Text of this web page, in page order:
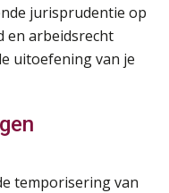
jurisprudentie op
en arbeidsrecht
uitoefening van je
temporisering van
Summercourse Werkkostenregeling